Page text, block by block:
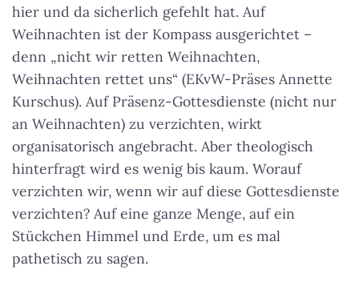
hier und da sicherlich gefehlt hat. Auf
Weihnachten ist der Kompass ausgerichtet –
denn „nicht wir retten Weihnachten,
Weihnachten rettet uns“ (EKvW-Präses Annette
Kurschus). Auf Präsenz-Gottesdienste (nicht nur
an Weihnachten) zu verzichten, wirkt
organisatorisch angebracht. Aber theologisch
hinterfragt wird es wenig bis kaum. Worauf
verzichten wir, wenn wir auf diese Gottesdienste
verzichten? Auf eine ganze Menge, auf ein
Stückchen Himmel und Erde, um es mal
pathetisch zu sagen.